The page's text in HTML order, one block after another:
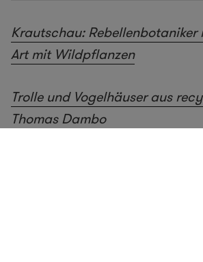
Krautschau: Rebellenbotaniker
Art mit Wildpflanzen
Trolle und Vogelhäuser aus
Thomas Dambo